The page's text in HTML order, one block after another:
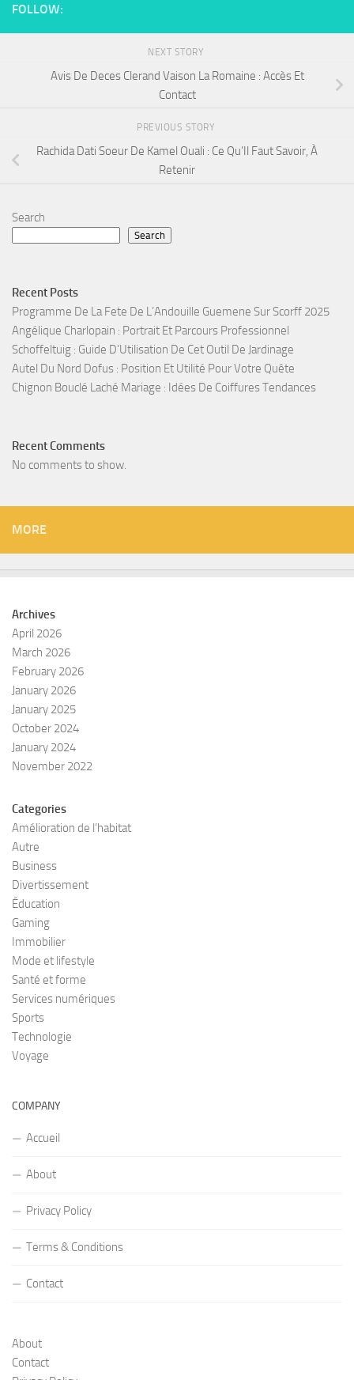
FOLLOW:
NEXT STORY
Avis De Deces Clerand Vaison La Romaine : Accès Et
Contact
PREVIOUS STORY
Rachida Dati Soeur De Kamel Ouali : Ce Qu’Il Faut Savoir, À
Retenir
Search
Search
Recent Posts
Programme De La Fete De L’Andouille Guemene Sur Scorff 2025
Angélique Charlopain : Portrait Et Parcours Professionnel
Schoffeltuig : Guide D’Utilisation De Cet Outil De Jardinage
Autel Du Nord Dofus : Position Et Utilité Pour Votre Quête
Chignon Bouclé Laché Mariage : Idées De Coiffures Tendances
Recent Comments
No comments to show.
MORE
Archives
April 2026
March 2026
February 2026
January 2026
January 2025
October 2024
January 2024
November 2022
Categories
Amélioration de l’habitat
Autre
Business
Divertissement
Éducation
Gaming
Immobilier
Mode et lifestyle
Santé et forme
Services numériques
Sports
Technologie
Voyage
COMPANY
Accueil
About
Privacy Policy
Terms & Conditions
Contact
About
Contact